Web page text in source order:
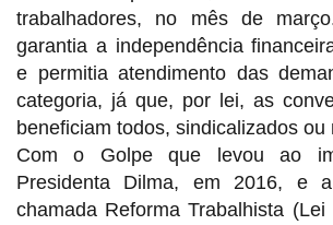
trabalhadores, no mês de
garantia a independência
e permitia atendimento das
categoria, já que, por lei, as
beneficiam todos, sindicalizados ou
Com o Golpe que levou ao
Presidenta Dilma, em 2016, e
chamada Reforma Trabalhista